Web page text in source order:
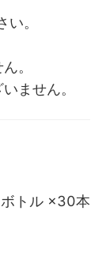
。
。
ません。
トル ×30本